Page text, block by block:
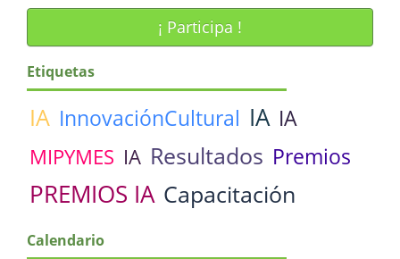
¡ Participa !
Etiquetas
IA InnovaciónCultural IA IA
MIPYMES IA Resultados Premios
PREMIOS IA Capacitación
Calendario